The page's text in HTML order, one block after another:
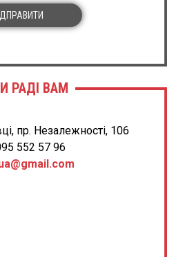
РАДІ ВАМ
пр. Незалежності, 106
552 57 96